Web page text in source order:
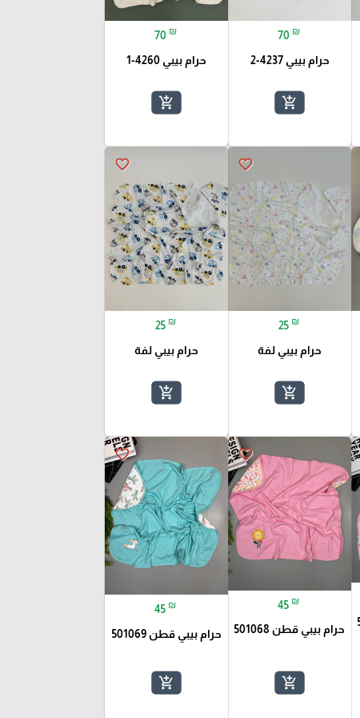
70 ₪
حرام بيبي 4237-2
add_shopping_cart
70 ₪
حرام بيبي 4260-1
add_shopping_cart
favorite_border
25 ₪
حرام بيبي لفة
add_shopping_cart
favorite_border
25 ₪
حرام بيبي لفة
add_shopping_cart
favorite_border
45 ₪
حرام بيبي قطن 501068
add_shopping_cart
favorite_border
45 ₪
حرام بيبي قطن 501069
add_shopping_cart